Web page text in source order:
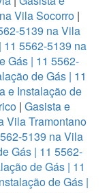
Vila Socorro|
5139 na Vila
11 5562-5139 na
Gás | 11 5562-
de Gás | 11
e Instalação de
| Gasista e
Vila Tramontano
5139 na Vila
Gás | 11 5562-
de Gás | 11
de Gás |